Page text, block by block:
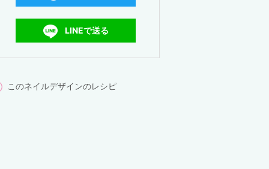
LINEで送る
このネイルデザインのレシピ